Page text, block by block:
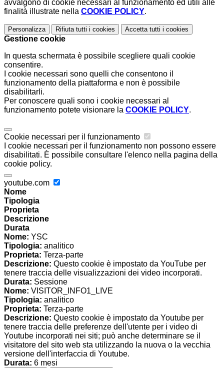
avvalgono di cookie necessari al funzionamento ed utili alle
finalità illustrate nella COOKIE POLICY.
Personalizza Rifiuta tutti i cookies Accetta tutti i cookies
Gestione cookie
In questa schermata è possibile scegliere quali cookie
consentire.
I cookie necessari sono quelli che consentono il
funzionamento della piattaforma e non è possibile
disabilitarli.
Per conoscere quali sono i cookie necessari al
funzionamento potete visionare la COOKIE POLICY.
Cookie necessari per il funzionamento
I cookie necessari per il funzionamento non possono essere
disabilitati. È possibile consultare l'elenco nella pagina della
cookie policy.
youtube.com
Nome
Tipologia
Proprieta
Descrizione
Durata
Nome: YSC
Tipologia: analitico
Proprieta: Terza-parte
Descrizione: Questo cookie è impostato da YouTube per
tenere traccia delle visualizzazioni dei video incorporati.
Durata: Sessione
Nome: VISITOR_INFO1_LIVE
Tipologia: analitico
Proprieta: Terza-parte
Descrizione: Questo cookie è impostato da Youtube per
tenere traccia delle preferenze dell'utente per i video di
Youtube incorporati nei siti; può anche determinare se il
visitatore del sito web sta utilizzando la nuova o la vecchia
versione dell'interfaccia di Youtube.
Durata: 6 mesi